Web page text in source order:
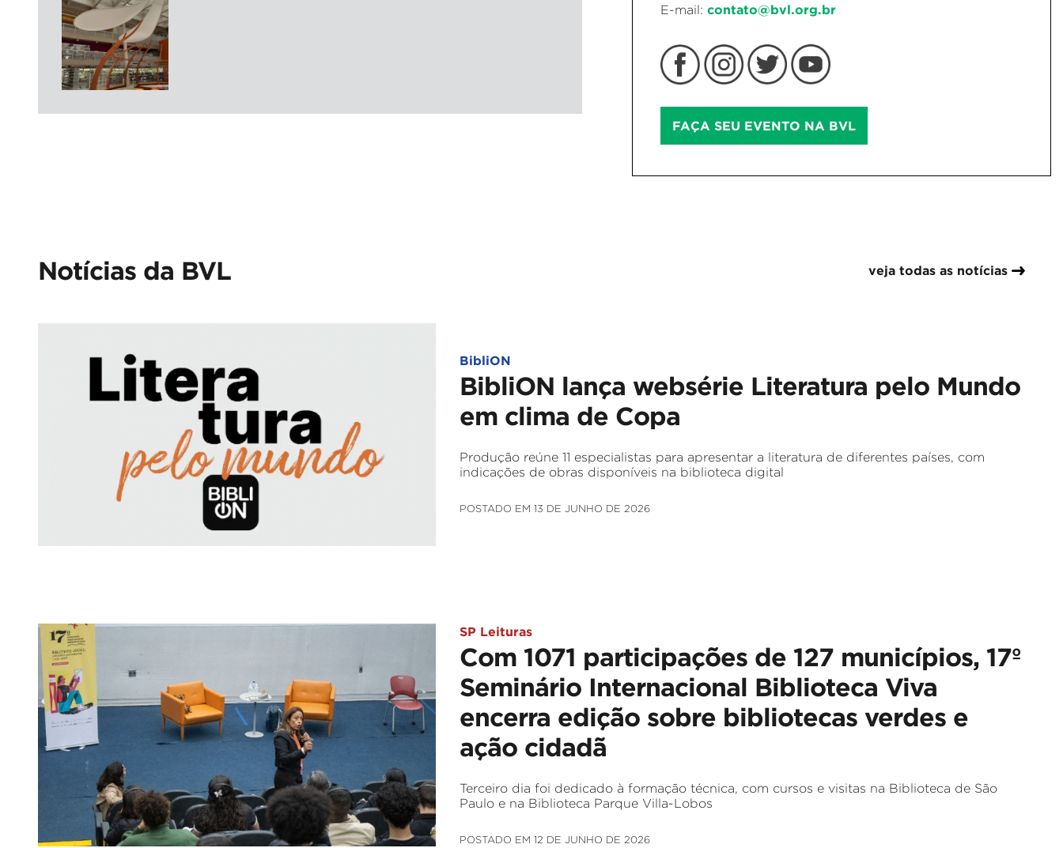
E-mail: contato@bvl.org.br
FAÇA SEU EVENTO NA BVL
Notícias da BVL veja todas as notícias
BibliON
BibliON lança websérie Literatura pelo Mundo
em clima de Copa
Produção reúne 11 especialistas para apresentar a literatura de diferentes países, com
indicações de obras disponíveis na biblioteca digital
POSTADO EM 13 DE JUNHO DE 2026
SP Leituras
Com 1071 participações de 127 municípios, 17º
Seminário Internacional Biblioteca Viva
encerra edição sobre bibliotecas verdes e
ação cidadã
Terceiro dia foi dedicado à formação técnica, com cursos e visitas na Biblioteca de São
Paulo e na Biblioteca Parque Villa-Lobos
POSTADO EM 12 DE JUNHO DE 2026